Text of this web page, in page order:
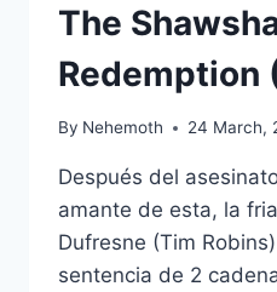
The
Redemption
By Nehemoth 24 March,
Después del
amante de esta, la
Dufresne (Tim
sentencia de 2